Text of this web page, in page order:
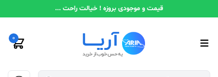
قیمت و موجودی بروزه ! خیالت راحت ...
0